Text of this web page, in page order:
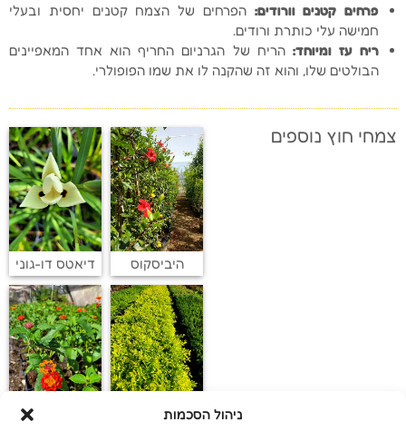
ניהול הסכמות
פרחים קטנים וורודים: הפרחים של הצמח קטנים יחסית ובעלי
חמישה עלי כותרת ורודים.
ריח עז ומיוחד: הריח של הגרניום החריף הוא אחד המאפיינים
הבולטים שלו, והוא זה שהקנה לו את שמו הפופולרי.
צמחי חוץ נוספים
היביסקוס דיאטס דו-גוני
דורנטה
לנטנה ראדיישן